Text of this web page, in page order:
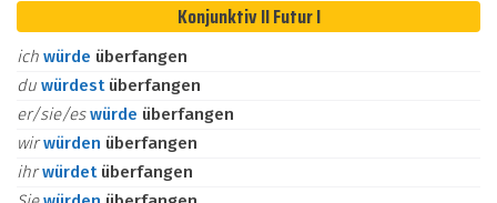
Konjunktiv II Futur I
ich würde überfangen
du würdest überfangen
er/sie/eswürde überfangen
wirwürden überfangen
ihrwürdet überfangen